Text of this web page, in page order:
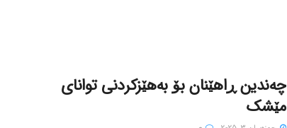
چەندین ڕاهێنان بۆ بەهێزکردنی توانای
مێشک